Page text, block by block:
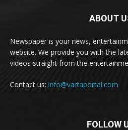
ABOUT
Newspaper is your news,
website. We provide you with the
videos straight from the
Contact us: info@vartaportal.com
FOLLOW